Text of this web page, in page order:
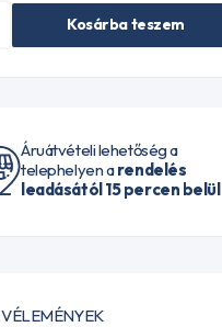
Kosárba teszem
Áruátvételi lehetőség a
telephelyen arendelés
leadásától 15 percen belül
VÉLEMÉNYEK